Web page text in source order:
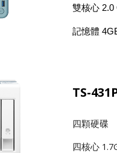
雙核心 2.0
記憶體
TS-
四顆硬碟
四核心